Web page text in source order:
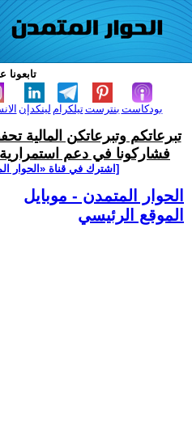
تابعونا
لينكدإن تيلكرامبنترست بودكاست
تبرعاتكم وتبرعاتكن المالية
فشاركونا في دعم استمرارية
[اشترك في قناة ‫«الحوار
الحوار المتمدن - موبايل
الموقع الرئيسي